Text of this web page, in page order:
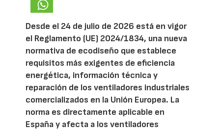
Desde el 24 de julio de 2026 está en vigor
el Reglamento (UE) 2024/1834, una nueva
normativa de ecodiseño que establece
requisitos más exigentes de eficiencia
energética, información técnica y
reparación de los ventiladores industriales
comercializados en la Unión Europea. La
norma es directamente aplicable en
España y afecta a los ventiladores